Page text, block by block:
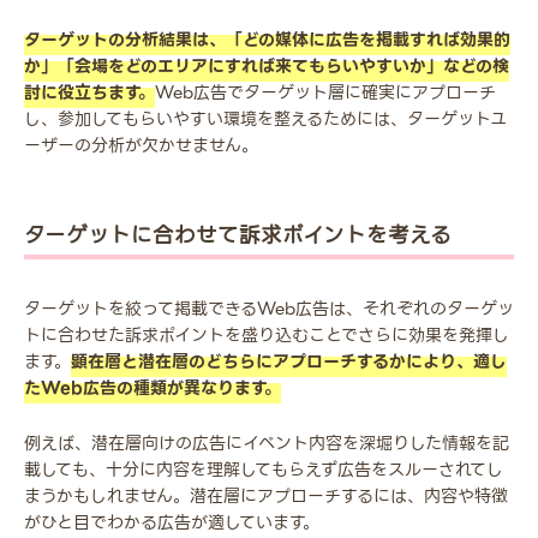
ターゲットの分析結果は、「どの媒体に広告を掲載すれば効果的
か」「会場をどのエリアにすれば来てもらいやすいか」などの検
討に役立ちます。Web広告でターゲット層に確実にアプローチ
し、参加してもらいやすい環境を整えるためには、ターゲットユ
ーザーの分析が欠かせません。
ターゲットに合わせて訴求ポイントを考える
ターゲットを絞って掲載できるWeb広告は、それぞれのターゲッ
トに合わせた訴求ポイントを盛り込むことでさらに効果を発揮し
ます。 顕在層と潜在層のどちらにアプローチするかにより、適し
たWeb広告の種類が異なります。
例えば、潜在層向けの広告にイベント内容を深堀りした情報を記
載しても、十分に内容を理解してもらえず広告をスルーされてし
まうかもしれません。潜在層にアプローチするには、内容や特徴
がひと目でわかる広告が適しています。